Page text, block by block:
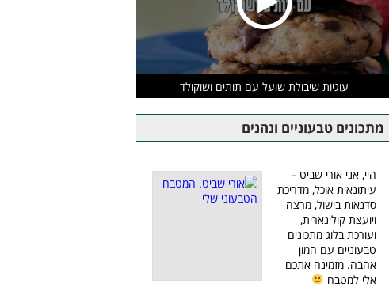
עוגיות שיבולת שועל עם תותים ושוקולד
מתכונים טבעוניים ונהנים
היי, אני אורי שביט –
עיתונאית אוכל, מדריכת
סדנאות בישול, מרצה
ויועצת קולינארית,
ועורכת בלוג מתכונים
טבעוניים עם המון
אהבה. מזמינה אתכם
אלי למטבח